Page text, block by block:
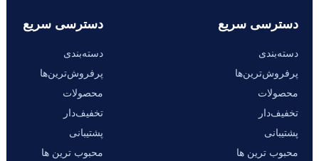
دسترسی سریع
دسته‌بندی
پرفروش‌ترین‌ها
محصولات
تخفیف‌دار
پشتیبانی
محبوب ترین ها
دسترسی سریع
دسته‌بندی
پرفروش‌ترین‌ها
محصولات
تخفیف‌دار
پشتیبانی
محبوب ترین ها